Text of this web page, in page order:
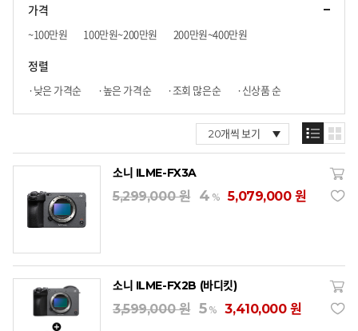
가격
~100만원 100만원~200만원
200만원~400만원
400만원~600만원
정렬
·낮은 가격순 ·높은 가격순 ·조회 많은순 ·신상품 순
소니 ILME-FX3A
5,299,000 원 4 % 5,079,000 원
소니 ILME-FX2B (바디킷)
3,599,000 원 5% 3,410,000 원